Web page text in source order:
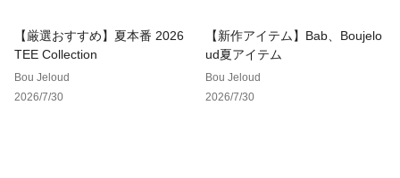
の幅が太く作られているので、顔周りや腕をスッキリと見せて
くれます。両裾にスリットが入っているため、足首が見えたと
きに細く女性らしいシルエットを引き出してくれるワンピース
になっています。
【厳選おすすめ】夏本番 2026
TEE Collection
Bou Jeloud
2026/7/30
【新作アイテム】Bab、Boujelo
ud夏アイテム
Bou Jeloud
2026/7/30